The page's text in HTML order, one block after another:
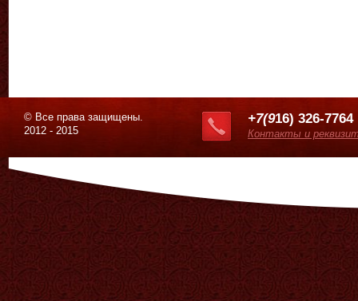
© Все права защищены.
2012 - 2015
+7(916) 326-7764
Контакты и